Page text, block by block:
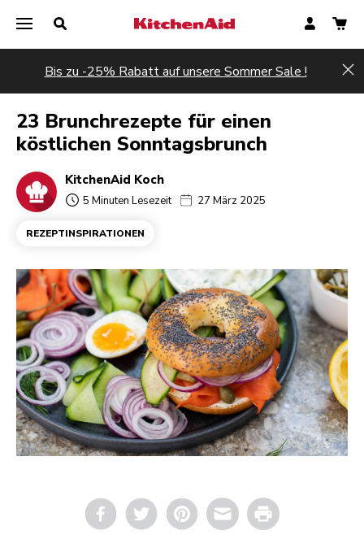
Bis zu -25% Rabatt auf unsere Sommer Sale !
23 Brunchrezepte für einen
köstlichen Sonntagsbrunch
KitchenAid Koch
5 Minuten Lesezeit 27 März 2025
REZEPTINSPIRATIONEN
Email Print